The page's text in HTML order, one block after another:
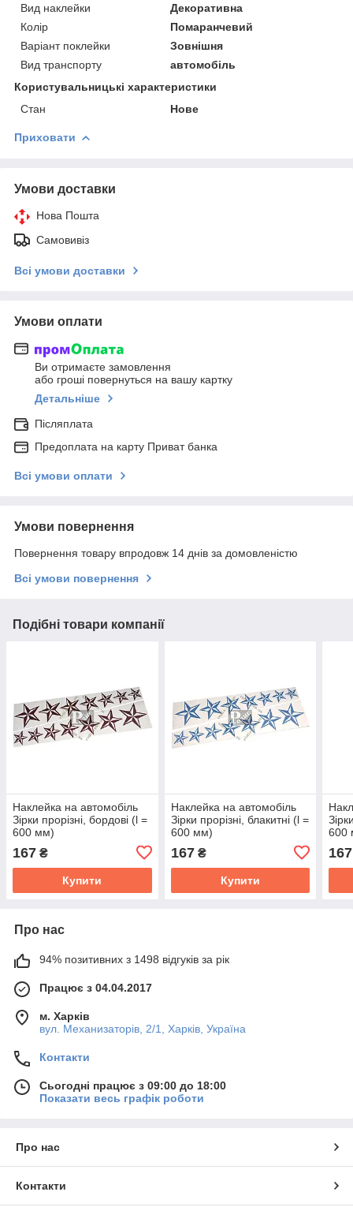
Вид наклейки
Декоративна
Колір
Помаранчевий
Варіант поклейки
Зовнішня
Вид транспорту
автомобіль
Користувальницькі характеристики
Стан
Нове
Приховати
Умови доставки
Нова Пошта
Самовивіз
Всі умови доставки
Умови оплати
Ви отримаєте замовлення
або гроші повернуться на вашу картку
Детальніше
Післяплата
Предоплата на карту Приват банка
Всі умови оплати
Умови повернення
Повернення товару впродовж 14 днів за домовленістю
Всі умови повернення
Подібні товари компанії
Наклейка на автомобіль
Зірки прорізні, бордові (l =
600 мм)
167 ₴
Купити
Наклейка на автомобіль
Зірки прорізні, блакитні (l =
600 мм)
167₴
Купити
600
167
Про нас
94% позитивних з 1498 відгуків за рік
Працює з 04.04.2017
м. Харків
вул. Механизаторів, 2/1, Харків, Україна
Контакти
Сьогодні працює з 09:00 до 18:00
Показати весь графік роботи
Про нас
Контакти